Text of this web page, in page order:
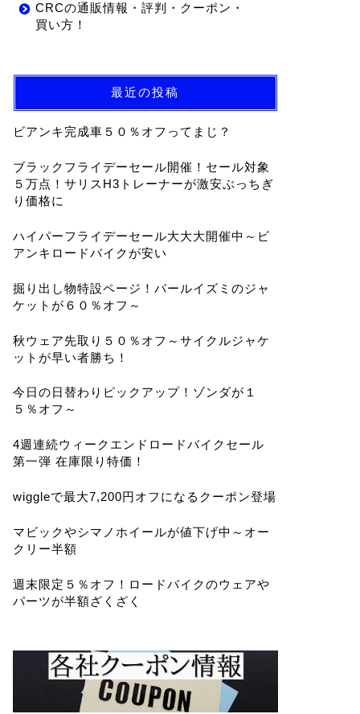
CRCの通販情報・評判・クーポン・
買い方！
最近の投稿
ビアンキ完成車５０％オフってまじ？
ブラックフライデーセール開催！セール対象
５万点！サリスH3トレーナーが激安ぶっちぎ
り価格に
ハイパーフライデーセール大大大開催中～ビ
アンキロードバイクが安い
掘り出し物特設ページ！パールイズミのジャ
ケットが６０％オフ～
秋ウェア先取り５０％オフ～サイクルジャケ
ットが早い者勝ち！
今日の日替わりピックアップ！ゾンダが１
５％オフ～
4週連続ウィークエンドロードバイクセール
第一弾 在庫限り特価！
wiggleで最大7,200円オフになるクーポン登場
マビックやシマノホイールが値下げ中～オー
クリー半額
週末限定５％オフ！ロードバイクのウェアや
パーツが半額ざくざく